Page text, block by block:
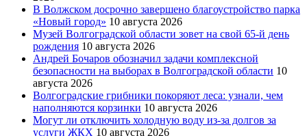
В Волжском досрочно завершено благоустройство парка
«Новый город» 10 августа 2026
Музей Волгоградской области зовет на свой 65-й день
рождения 10 августа 2026
Андрей Бочаров обозначил задачи комплексной
безопасности на выборах в Волгоградской области 10
августа 2026
Волгоградские грибники покоряют леса: узнали, чем
наполняются корзинки 10 августа 2026
Могут ли отключить холодную воду из-за долгов за
услуги ЖКХ 10 августа 2026